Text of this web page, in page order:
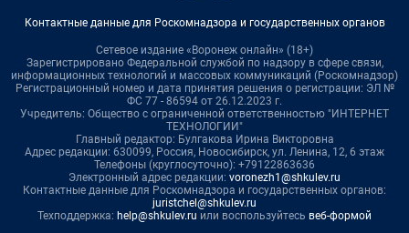
Контактные данные для Роскомнадзора и государственных органов
Сетевое издание «Воронеж онлайн» (18+)
Зарегистрировано Федеральной службой по надзору в сфере связи,
информационных технологий и массовых коммуникаций (Роскомнадзор)
Регистрационный номер и дата принятия решения о регистрации: ЭЛ №
ФС 77 - 86594 от 26.12.2023 г.
Учредитель: Общество с ограниченной ответственностью "ИНТЕРНЕТ
ТЕХНОЛОГИИ"
Главный редактор: Булгакова Ирина Викторовна
Адрес редакции: 630099, Россия, Новосибирск, ул. Ленина, 12, 6 этаж
Телефоны (круглосуточно): +79122863636
Электронный адрес редакции: voronezh1@shkulev.ru
Контактные данные для Роскомнадзора и государственных органов:
juristchel@shkulev.ru
Техподдержка: help@shkulev.ru или воспользуйтесь веб-формой